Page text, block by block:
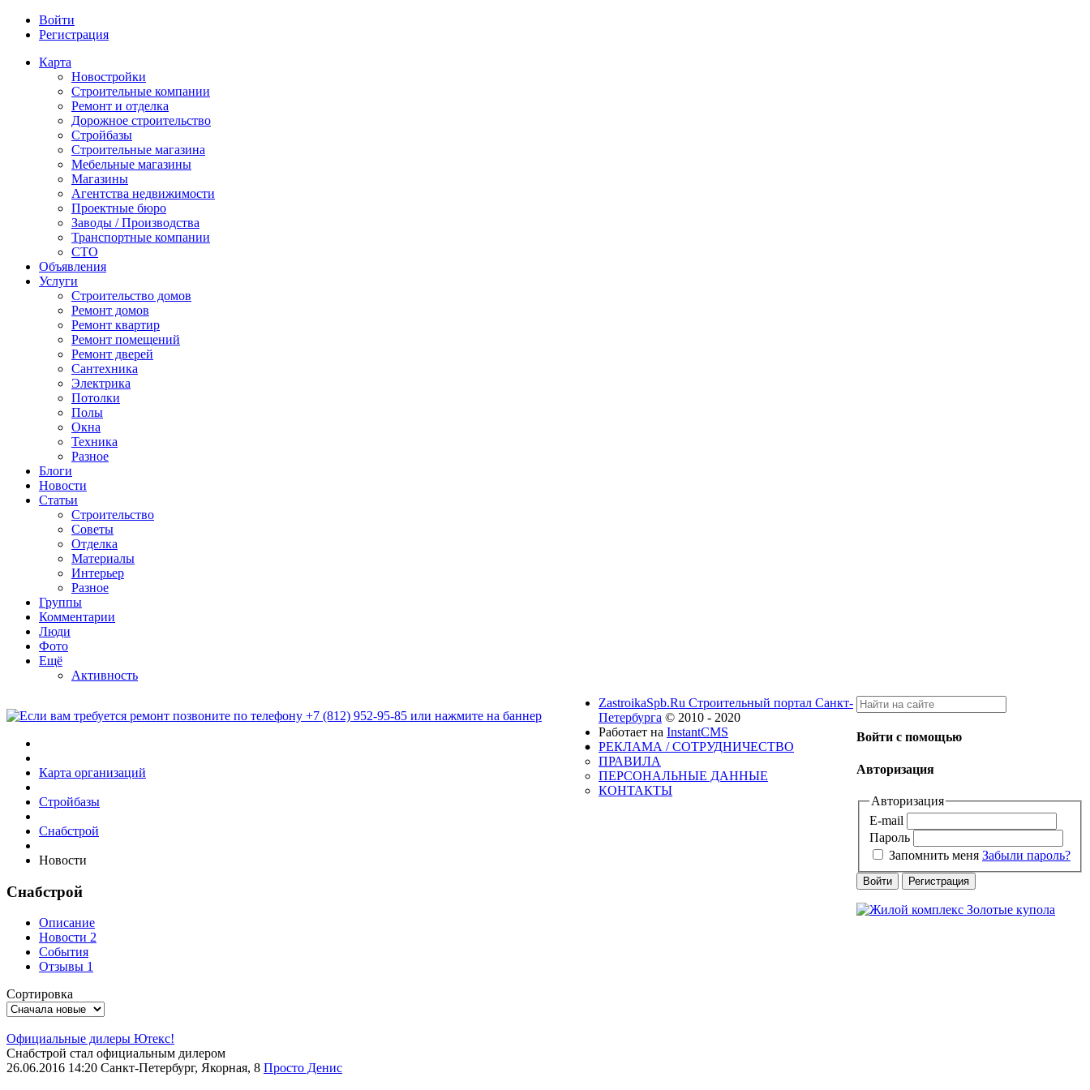
Войти
Регистрация
Карта
Новостройки
Строительные компании
Ремонт и отделка
Дорожное строительство
Стройбазы
Строительные магазина
Мебельные магазины
Магазины
Агентства недвижимости
Проектные бюро
Заводы / Производства
Транспортные компании
СТО
Объявления
Услуги
Строительство домов
Ремонт домов
Ремонт квартир
Ремонт помещений
Ремонт дверей
Сантехника
Электрика
Потолки
Полы
Окна
Техника
Разное
Блоги
Новости
Статьи
Строительство
Советы
Отделка
Материалы
Интерьер
Разное
Группы
Комментарии
Люди
Фото
Ещё
Активность
Карта организаций
Стройбазы
Снабстрой
Новости
Снабстрой
Описание
Новости 2
События
Отзывы 1
Сортировка
Официальные дилеры Ютекс!
Снабстрой стал официальным дилером
26.06.2016 14:20 Санкт-Петербург, Якорная, 8 Просто Денис
Войти с помощью
Авторизация
Авторизация
E-mail
Пароль
Запомнить меня Забыли пароль?
Войти Регистрация
ZastroikaSpb.Ru Строительный портал Санкт-
Петербурга © 2010 - 2020
Работает на InstantCMS
РЕКЛАМА / СОТРУДНИЧЕСТВО
ПРАВИЛА
ПЕРСОНАЛЬНЫЕ ДАННЫЕ
КОНТАКТЫ